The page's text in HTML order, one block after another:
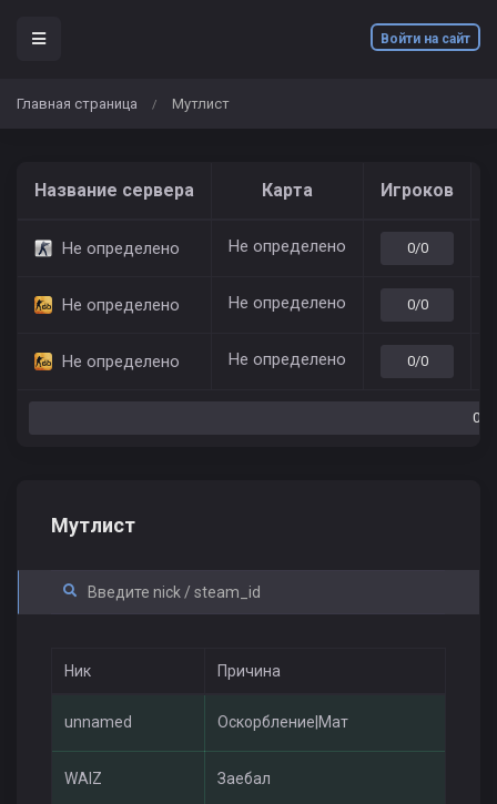
Войти на сайт
Главная страница / Мутлист
Название сервера Карта Игроков
Не определено Не определено 0/0
Не определено Не определено 0/0
Не определено Не определено 0/0
0/0
Мутлист
Ник Причина
unnamed Оскорбление|Мат
WAIZ Заебал